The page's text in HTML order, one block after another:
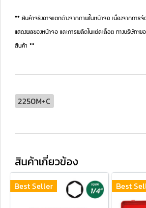
** สินค้าจริงอาจแตกต่างจากภาพในหน้าจอ เนื่องจากการจั
แสดงผลของหน้าจอ และการผลิตในแต่ละล็อต ทางบริษัทฯ
สินค้า **
2250M+C
สินค้าเกี่ยวข้อง
Best Seller Best